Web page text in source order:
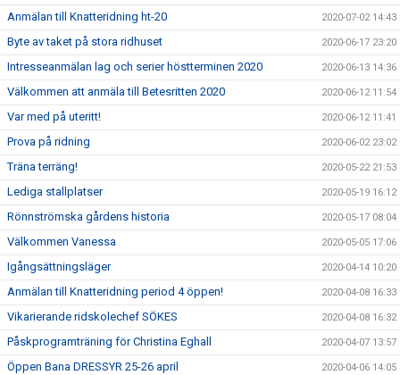
Anmälan till Knatteridning ht-20 2020-07-02 14:43
Byte av taket på stora ridhuset 2020-06-17 23:20
Intresseanmälan lag och serier höstterminen 2020 2020-06-13 14:36
Välkommen att anmäla till Betesritten 2020 2020-06-12 11:54
Var med på uteritt! 2020-06-12 11:41
Prova på ridning 2020-06-02 23:02
Träna terräng! 2020-05-22 21:53
Lediga stallplatser 2020-05-19 16:12
Rönnströmska gårdens historia 2020-05-17 08:04
Välkommen Vanessa 2020-05-05 17:06
Igångsättningsläger 2020-04-14 10:20
Anmälan till Knatteridning period 4 öppen! 2020-04-08 16:33
Vikarierande ridskolechef SÖKES 2020-04-08 16:32
Påskprogramträning för Christina Eghall 2020-04-07 13:57
Öppen Bana DRESSYR 25-26 april 2020-04-06 14:05